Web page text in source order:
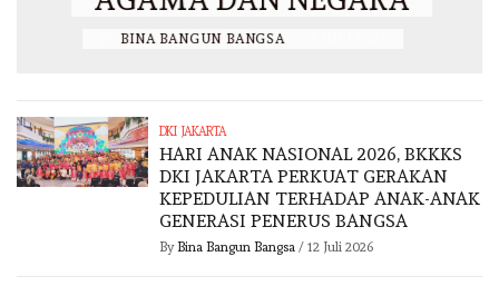
BINA BANGUN BANGSA / 3 JULI 2026
DKI JAKARTA
HARI ANAK NASIONAL 2026, BKKKS
DKI JAKARTA PERKUAT GERAKAN
KEPEDULIAN TERHADAP ANAK-ANAK
GENERASI PENERUS BANGSA
By Bina Bangun Bangsa/ 12 Juli 2026